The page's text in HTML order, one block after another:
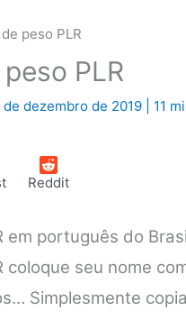
peso PLR
PLR
de dezembro de 2019
11
Reddit
em português do
coloque seu nome
Simplesmente